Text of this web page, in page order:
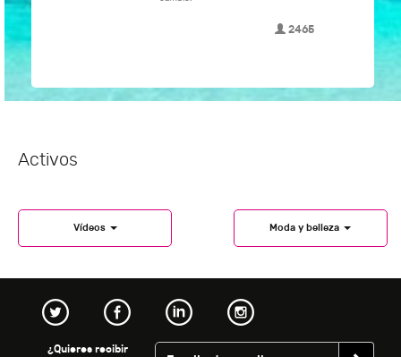
2465
Activos
Vídeos Moda y belleza
¿Quieres recibir